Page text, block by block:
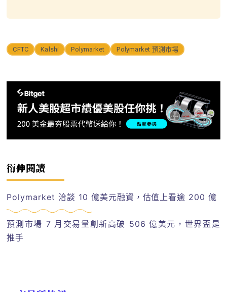
CFTC Kalshi Polymarket Polymarket 預測市場
衍伸閱讀
Polymarket 洽談 10 億美元融資，估值上看逾 200 億
預測市場 7 月交易量創新高破 506 億美元，世界盃是
推手